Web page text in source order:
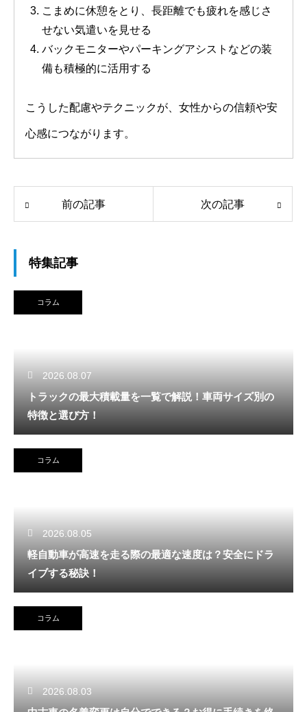
こまめに休憩をとり、長距離でも疲れを感じさ
せない気遣いを見せる
バックモニターやパーキングアシストなどの装
備も積極的に活用する
こうした配慮やテクニックが、女性からの信頼や安
心感につながります。
前の記事 次の記事
特集記事
コラム
2026.08.07
トラックの最大積載量を一覧で解説！車両サイズ別の
特徴と選び方！
コラム
2026.08.05
軽自動車が高速を走る際の最適な速度は？安全にドラ
イブする秘訣！
コラム
2026.08.03